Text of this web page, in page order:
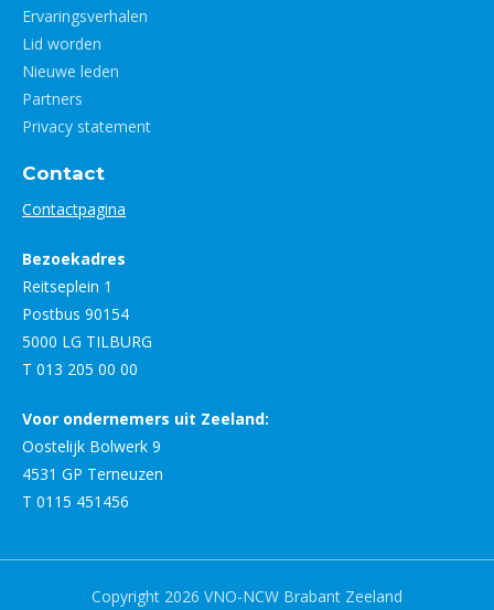
Ervaringsverhalen
Lid worden
Nieuwe leden
Partners
Privacy statement
Contact
Contactpagina
Bezoekadres
Reitseplein 1
Postbus 90154
5000 LG TILBURG
T 013 205 00 00
Voor ondernemers uit Zeeland:
Oostelijk Bolwerk 9
4531 GP Terneuzen
T 0115 451456
Copyright 2026 VNO-NCW Brabant Zeeland